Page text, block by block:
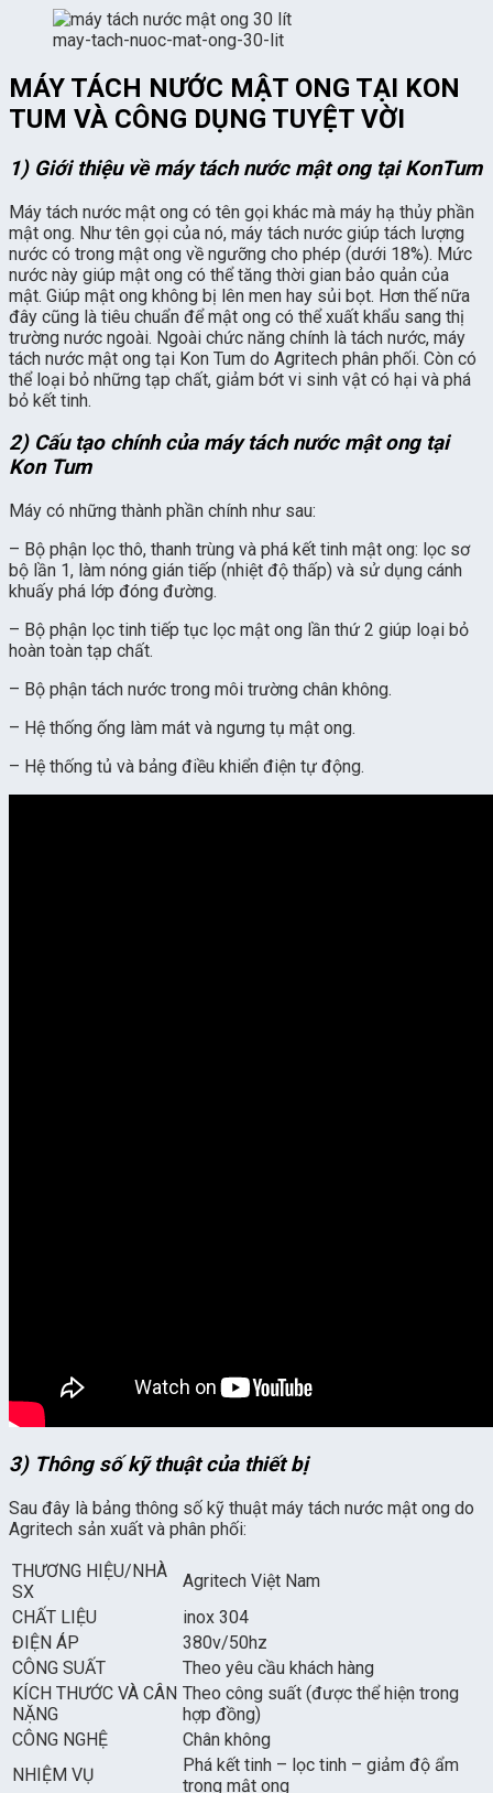
may-tach-nuoc-mat-ong-30-lit
MÁY TÁCH NƯỚC MẬT ONG TẠI KON
TUM VÀ CÔNG DỤNG TUYỆT VỜI
1) Giới thiệu về máy tách nước mật ong tại KonTum
Máy tách nước mật ong có tên gọi khác mà máy hạ thủy phần
mật ong. Như tên gọi của nó, máy tách nước giúp tách lượng
nước có trong mật ong về ngưỡng cho phép (dưới 18%). Mức
nước này giúp mật ong có thể tăng thời gian bảo quản của
mật. Giúp mật ong không bị lên men hay sủi bọt. Hơn thế nữa
đây cũng là tiêu chuẩn để mật ong có thể xuất khẩu sang thị
trường nước ngoài. Ngoài chức năng chính là tách nước, máy
tách nước mật ong tại Kon Tum do Agritech phân phối. Còn có
thể loại bỏ những tạp chất, giảm bớt vi sinh vật có hại và phá
bỏ kết tinh.
2) Cấu tạo chính của máy tách nước mật ong tại
Kon Tum
Máy có những thành phần chính như sau:
– Bộ phận lọc thô, thanh trùng và phá kết tinh mật ong: lọc sơ
bộ lần 1, làm nóng gián tiếp (nhiệt độ thấp) và sử dụng cánh
khuấy phá lớp đóng đường.
– Bộ phận lọc tinh tiếp tục lọc mật ong lần thứ 2 giúp loại bỏ
hoàn toàn tạp chất.
– Bộ phận tách nước trong môi trường chân không.
– Hệ thống ống làm mát và ngưng tụ mật ong.
– Hệ thống tủ và bảng điều khiển điện tự động.
3) Thông số kỹ thuật của thiết bị
Sau đây là bảng thông số kỹ thuật máy tách nước mật ong do
Agritech sản xuất và phân phối:
THƯƠNG HIỆU/NHÀ
SX
Agritech Việt Nam
CHẤT LIỆU
inox 304
ĐIỆN ÁP
380v/50hz
CÔNG SUẤT
Theo yêu cầu khách hàng
KÍCH THƯỚC VÀ CÂN
NẶNG
Theo công suất (được thể hiện trong
hợp đồng)
CÔNG NGHỆ
Chân không
NHIỆM VỤ
Phá kết tinh – lọc tinh – giảm độ ẩm
trong mật ong